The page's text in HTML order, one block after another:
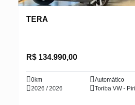
TERA
R$ 134.990,00
0km
Automático
2026 / 2026
Toriba VW -